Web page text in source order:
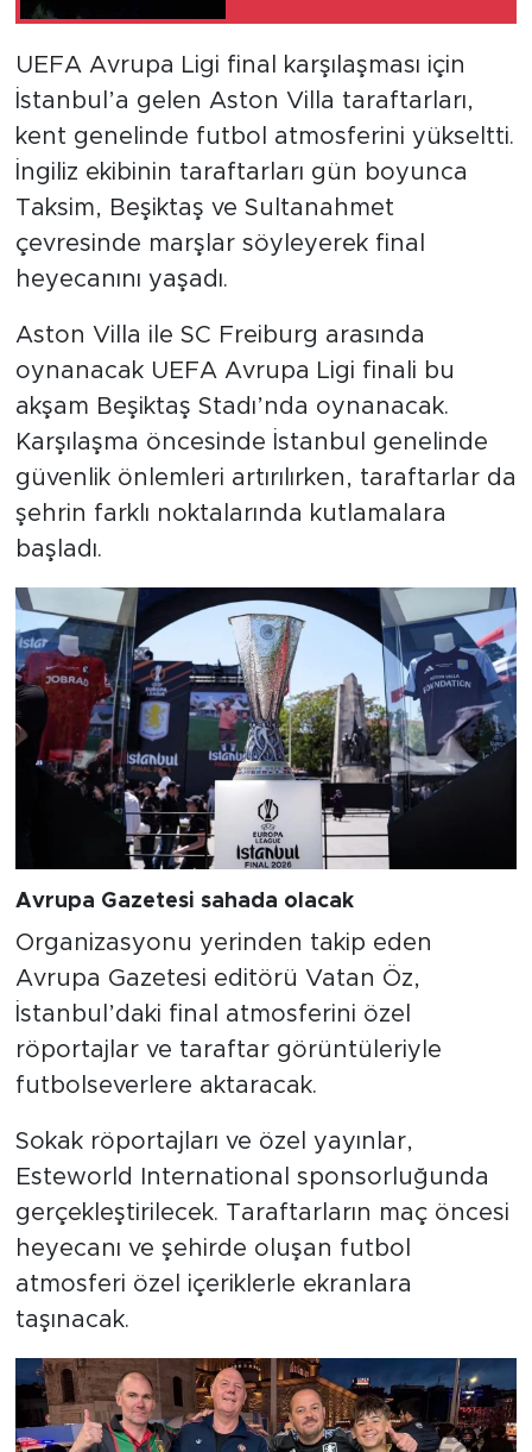
UEFA Avrupa Ligi final karşılaşması için
İstanbul’a gelen Aston Villa taraftarları,
kent genelinde futbol atmosferini yükseltti.
İngiliz ekibinin taraftarları gün boyunca
Taksim, Beşiktaş ve Sultanahmet
çevresinde marşlar söyleyerek final
heyecanını yaşadı.
Aston Villa ile SC Freiburg arasında
oynanacak UEFA Avrupa Ligi finali bu
akşam Beşiktaş Stadı’nda oynanacak.
Karşılaşma öncesinde İstanbul genelinde
güvenlik önlemleri artırılırken, taraftarlar da
şehrin farklı noktalarında kutlamalara
başladı.
Avrupa Gazetesi sahada olacak
Organizasyonu yerinden takip eden
Avrupa Gazetesi editörü Vatan Öz,
İstanbul’daki final atmosferini özel
röportajlar ve taraftar görüntüleriyle
futbolseverlere aktaracak.
Sokak röportajları ve özel yayınlar,
Esteworld International
sponsorluğunda
gerçekleştirilecek. Taraftarların maç öncesi
heyecanı ve şehirde oluşan futbol
atmosferi özel içeriklerle ekranlara
taşınacak.